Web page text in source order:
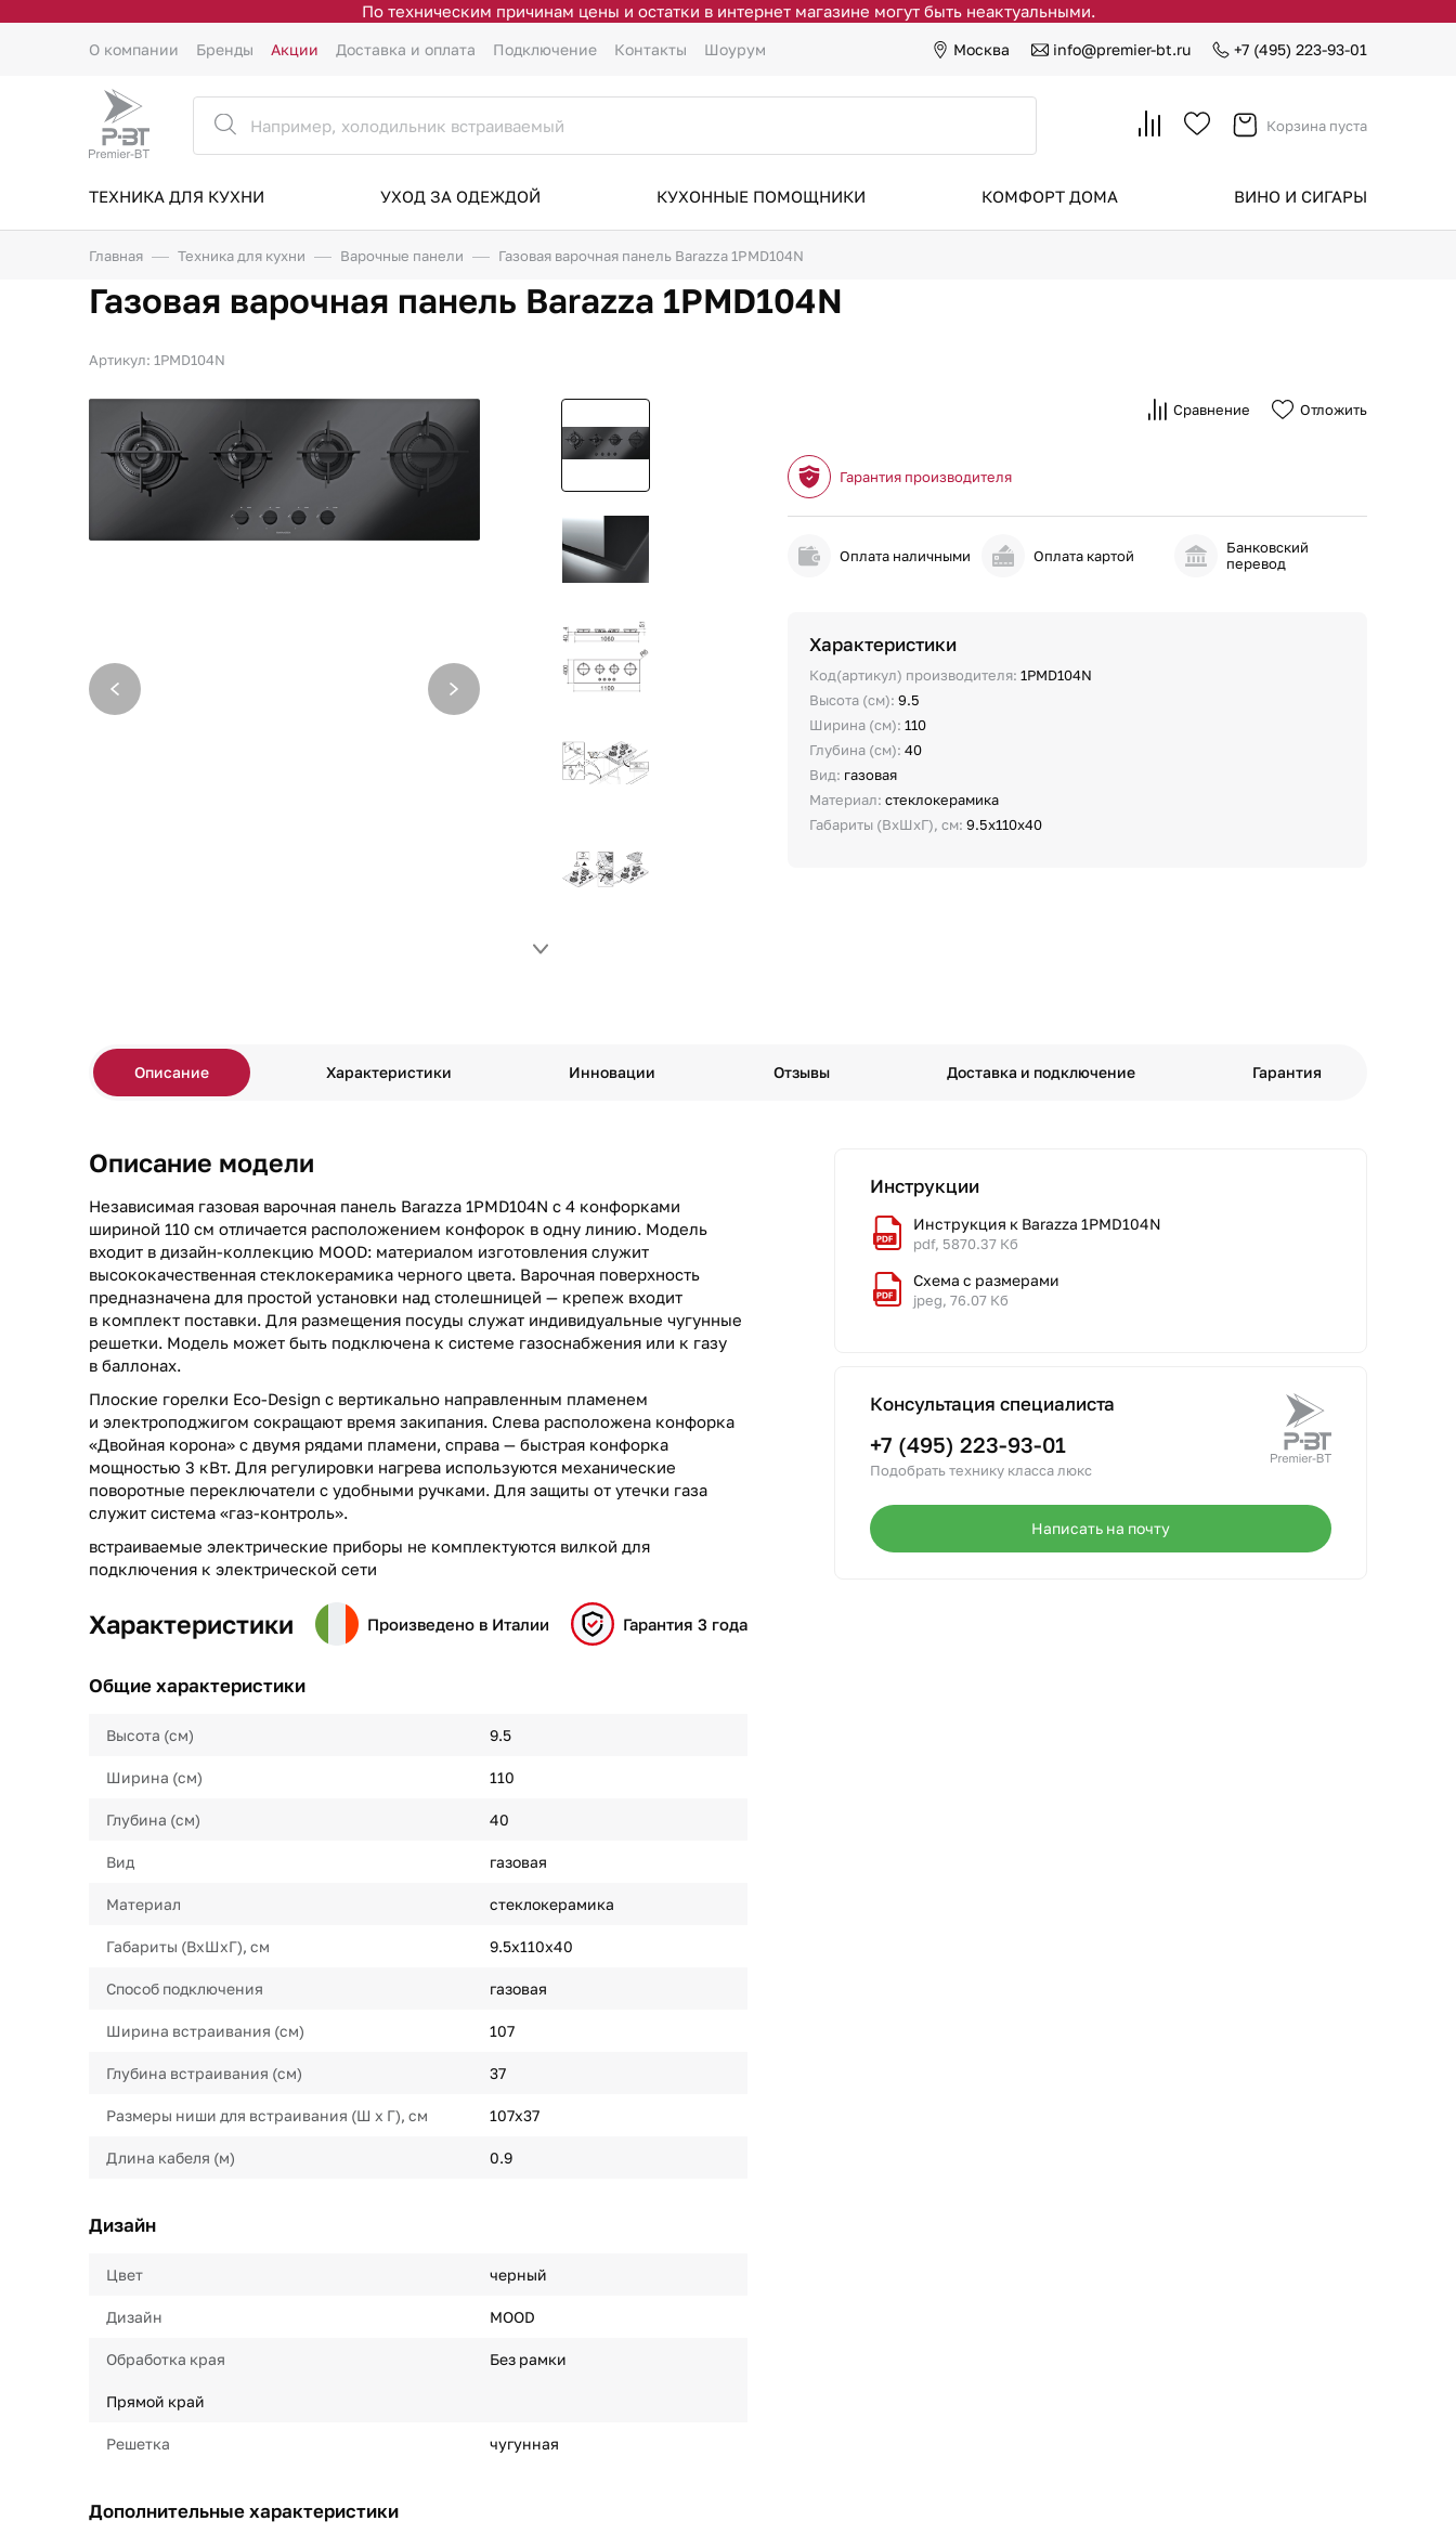
По техническим причинам цены и остатки в интернет магазине могут быть неактуальными.
О компании Бренды Акции Доставка и оплата Подключение Контакты Шоурум Москва info@premier-bt.ru +7 (495) 223-93-01
Корзина пуста
ТЕХНИКА ДЛЯ КУХНИ УХОД ЗА ОДЕЖДОЙ КУХОННЫЕ ПОМОЩНИКИ КОМФОРТ ДОМА ВИНО И СИГАРЫ
Главная Техника для кухни Варочные панели Газовая варочная панель Barazza 1PMD104N
Газовая варочная панель Barazza 1PMD104N
Артикул: 1PMD104N
Сравнение Отложить
Гарантия производителя
Оплата наличными Оплата картой
Банковский
перевод
Характеристики
Код(артикул) производителя:1PMD104N
Высота (см):9.5
Ширина (см):110
Глубина (см):40
Вид: газовая
Материал:стеклокерамика
Габариты (ВхШхГ), см:9.5х110х40
Описание Характеристики Инновации Отзывы Доставка и подключение Гарантия
Описание модели
Независимая газовая варочная панель Barazza 1PMD104N с 4 конфорками
шириной 110 см отличается расположением конфорок в одну линию. Модель
входит в дизайн-коллекцию MOOD: материалом изготовления служит
высококачественная стеклокерамика черного цвета. Варочная поверхность
предназначена для простой установки над столешницей — крепеж входит
в комплект поставки. Для размещения посуды служат индивидуальные чугунные
решетки. Модель может быть подключена к системе газоснабжения или к газу
в баллонах.
Плоские горелки Eco-Design с вертикально направленным пламенем
и электроподжигом сокращают время закипания. Слева расположена конфорка
«Двойная корона» с двумя рядами пламени, справа — быстрая конфорка
мощностью 3 кВт. Для регулировки нагрева используются механические
поворотные переключатели с удобными ручками. Для защиты от утечки газа
служит система «газ-контроль».
встраиваемые электрические приборы не комплектуются вилкой для
подключения к электрической сети
Характеристики Произведено в Италии Гарантия 3 года
Общие характеристики
Высота (см) 9.5
Ширина (см) 110
Глубина (см) 40
Вид газовая
Материал стеклокерамика
Габариты (ВхШхГ), см 9.5х110х40
Способ подключения газовая
Ширина встраивания (см) 107
Глубина встраивания (см) 37
Размеры ниши для встраивания (Ш х Г), см 107х37
Длина кабеля (м) 0.9
Дизайн
Цвет черный
Дизайн MOOD
Обработка края Без рамки
Прямой край
Решетка чугунная
Дополнительные характеристики
Инструкции
Инструкция к Barazza 1PMD104N
pdf, 5870.37 Кб
Схема с размерами
jpeg, 76.07 Кб
Консультация специалиста
+7 (495) 223-93-01
Подобрать технику класса люкс
Написать на почту